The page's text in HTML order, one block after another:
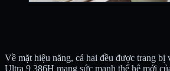
Về mặt hiệu năng, cả hai đều được trang
Ultra 9 386H mang sức mạnh thế hệ mới